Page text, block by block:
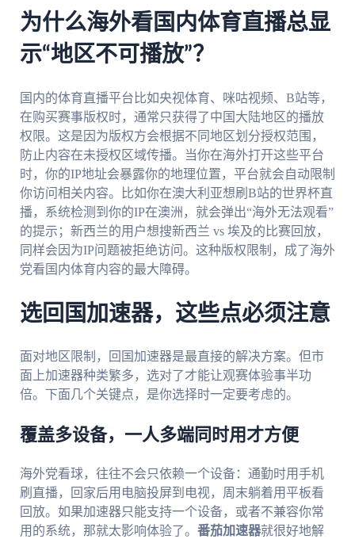
为什么海外看国内体育直播总显
示“地区不可播放”？
国内的体育直播平台比如央视体育、咪咕视频、B站等，
在购买赛事版权时，通常只获得了中国大陆地区的播放
权限。这是因为版权方会根据不同地区划分授权范围，
防止内容在未授权区域传播。当你在海外打开这些平台
时，你的IP地址会暴露你的地理位置，平台就会自动限制
你访问相关内容。比如你在澳大利亚想刷B站的世界杯直
播，系统检测到你的IP在澳洲，就会弹出“海外无法观看”
的提示；新西兰的用户想搜新西兰 vs 埃及的比赛回放，
同样会因为IP问题被拒绝访问。这种版权限制，成了海外
党看国内体育内容的最大障碍。
选回国加速器，这些点必须注意
面对地区限制，回国加速器是最直接的解决方案。但市
面上加速器种类繁多，选对了才能让观赛体验事半功
倍。下面几个关键点，是你选择时一定要考虑的。
覆盖多设备，一人多端同时用才方便
海外党看球，往往不会只依赖一个设备：通勤时用手机
刷直播，回家后用电脑投屏到电视，周末躺着用平板看
回放。如果加速器只能支持一个设备，或者不兼容你常
用的系统，那就太影响体验了。 番茄加速器就很好地解